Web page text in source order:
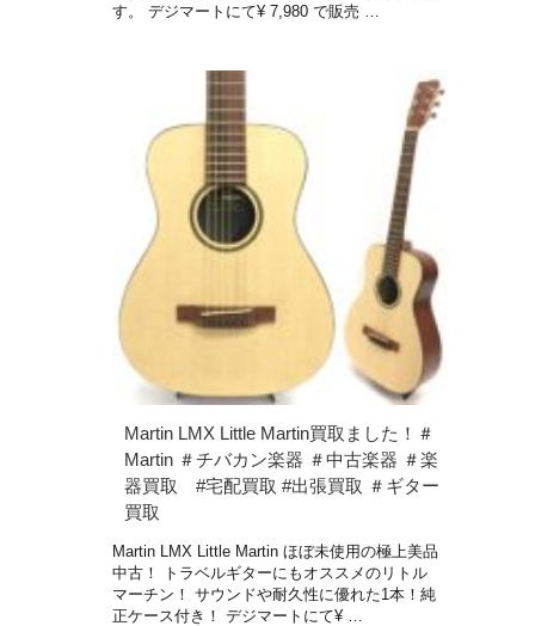
す。 デジマートにて¥ 7,980 で販売 …
Martin LMX Little Martin買取ました！＃
Martin ＃チバカン楽器 ＃中古楽器 ＃楽
器買取 #宅配買取 #出張買取 ＃ギター
買取
Martin LMX Little Martin ほぼ未使用の極上美品
中古！ トラベルギターにもオススメのリトル
マーチン！ サウンドや耐久性に優れた1本！純
正ケース付き！ デジマートにて¥ …